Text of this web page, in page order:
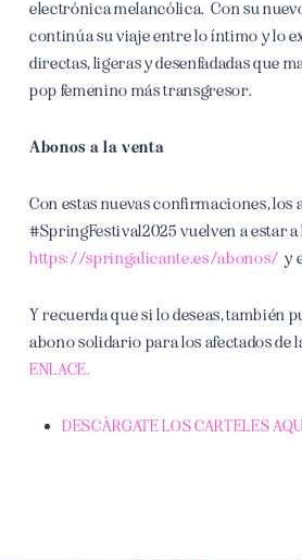
electrónica melancólica. Con su nuevo
continúa su viaje entre lo íntimo y lo
directas, ligeras y desenfadadas que
pop femenino más transgresor.
Abonos a la venta
Con estas nuevas confirmaciones, los
#SpringFestival2025 vuelven a estar a
https://springalicante.es/abonos/ y
Y recuerda que si lo deseas, también
abono solidario para los afectados de
ENLACE.
DESCÁRGATE LOS CARTELES